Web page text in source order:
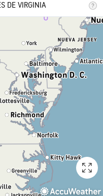
DE VIRGINIA